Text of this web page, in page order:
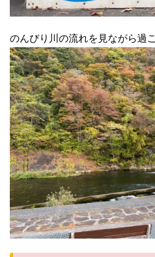
のんびり川の流れを見ながら過